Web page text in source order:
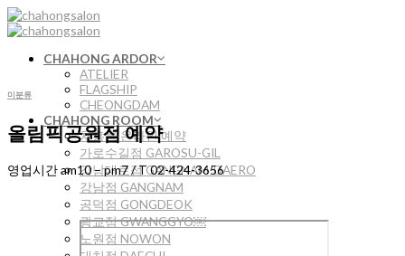
Skip
to
CHAHONG ARDOR
ATELIER
FLAGSHIP
CHEONGDAM
CHAHONG ROOM
차홍룸 온라인 예약
가로수길점 GAROSU-GIL
강남대로점 GANGNAM-DAERO
강남점 GANGNAM
공덕점 GONGDEOK
광교점 GWANGGYO￼
노원점 NOWON
미분류
올림픽공원점 예약
영업시간 am10 – pm7 / T 02-424-3656